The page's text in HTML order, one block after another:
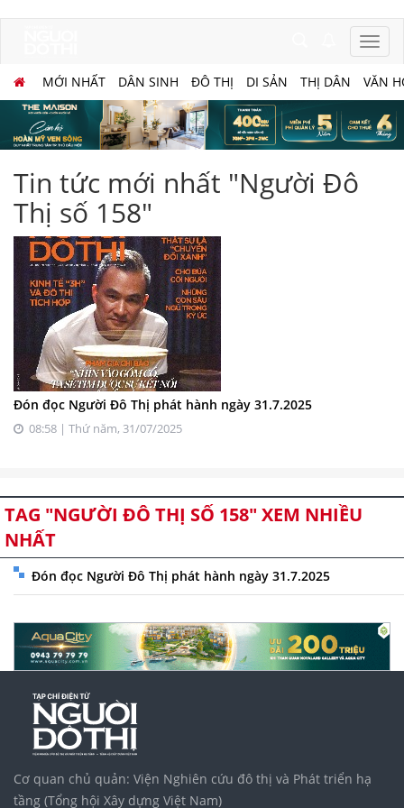
MỚI NHẤT DÂN SINH ĐÔ THỊ DI SẢN THỊ DÂN VĂN
Tin tức mới nhất "Người Đô
Thị số 158"
Đón đọc Người Đô Thị phát hành ngày 31.7.2025
08:58 | Thứ năm, 31/07/2025
TAG "NGƯỜI ĐÔ THỊ SỐ 158" XEM NHIỀU
NHẤT
Đón đọc Người Đô Thị phát hành ngày 31.7.2025
Cơ quan chủ quản: Viện Nghiên cứu đô thị và Phát triển hạ
tầng (Tổng hội Xây dựng Việt Nam)